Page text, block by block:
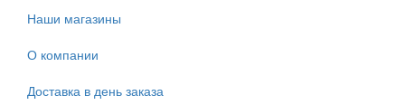
Наши магазины
О компании
Доставка в день заказа